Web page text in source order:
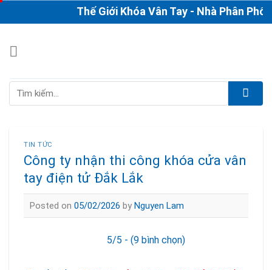
to
Thế Giới Khóa Vân Tay - Nhà Phân Phối &
Tìm
TIN TỨC
Công ty nhận thi công khóa cửa vân
tay điện tử Đắk Lắk
Posted on 05/02/2026 by Nguyen Lam
5/5 - (9 bình chọn)